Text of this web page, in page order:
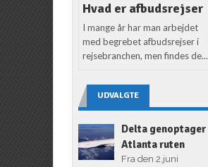
Hvad er afbudsrejser
I mange år har man arbejdet
med begrebet afbudsrejser i
rejsebranchen, men findes de...
UDVALGTE
Delta genoptager
Atlanta ruten
Fra den 2.juni